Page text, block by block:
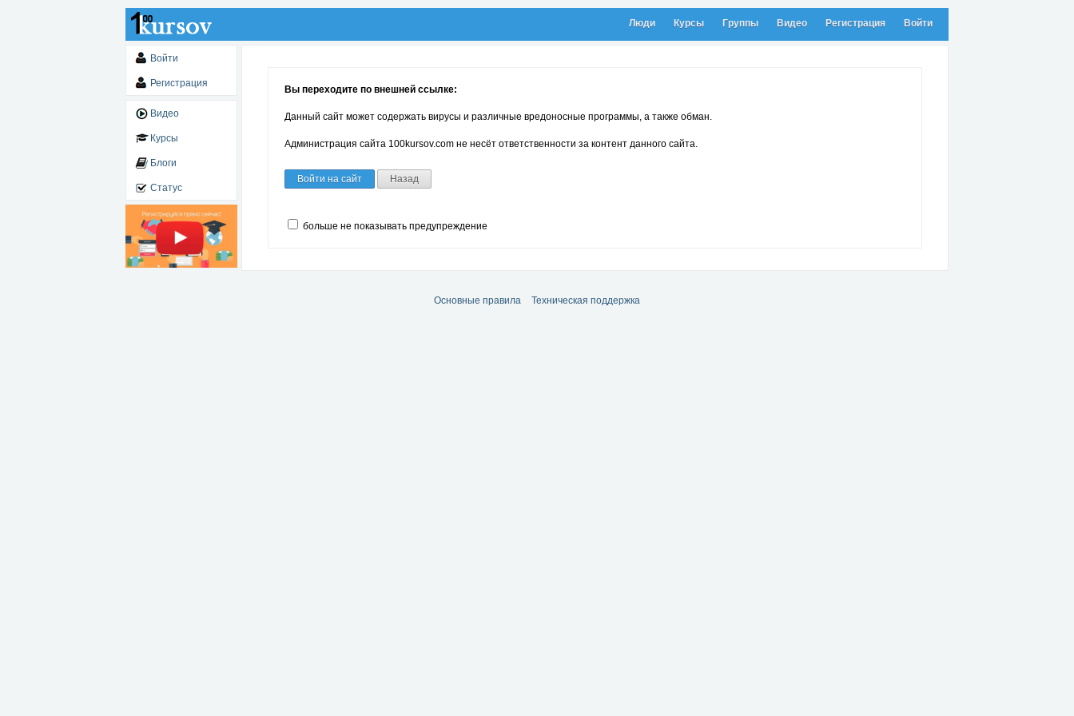
Люди Курсы Группы Видео Регистрация Войти
Войти
Регистрация
Видео
Курсы
Блоги
Статус
Вы переходите по внешней ссылке:
Данный сайт может содержать вирусы и различные вредоносные программы, а также обман.
Администрация сайта 100kursov.com не несёт ответственности за контент данного сайта.
Войти на сайт Назад
больше не показывать предупреждение
Основные правила Техническая поддержка